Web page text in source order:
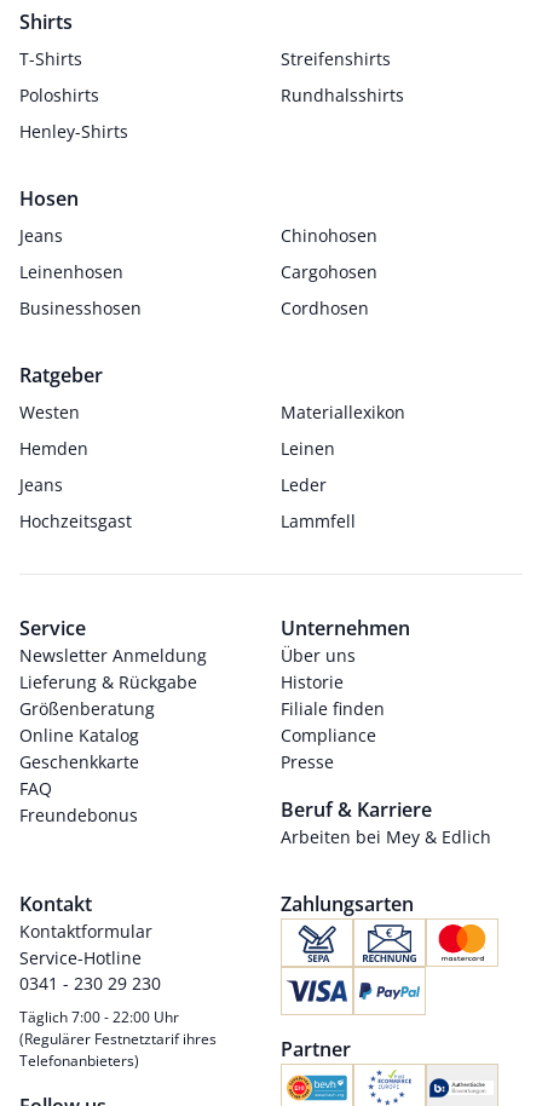
Shirts
T-Shirts
Streifenshirts
Poloshirts
Rundhalsshirts
Henley-Shirts
Hosen
Jeans
Chinohosen
Leinenhosen
Cargohosen
Businesshosen
Cordhosen
Ratgeber
Westen
Materiallexikon
Hemden
Leinen
Jeans
Leder
Hochzeitsgast
Lammfell
Service
Newsletter Anmeldung
Lieferung & Rückgabe
Größenberatung
Online Katalog
Geschenkkarte
FAQ
Freundebonus
Unternehmen
Über uns
Historie
Filiale finden
Compliance
Presse
Beruf & Karriere
Arbeiten bei Mey & Edlich
Kontakt
Kontaktformular
Service-Hotline
0341 - 230 29 230
Täglich 7:00 - 22:00 Uhr
(Regulärer Festnetztarif ihres
Telefonanbieters)
Zahlungsarten
Partner